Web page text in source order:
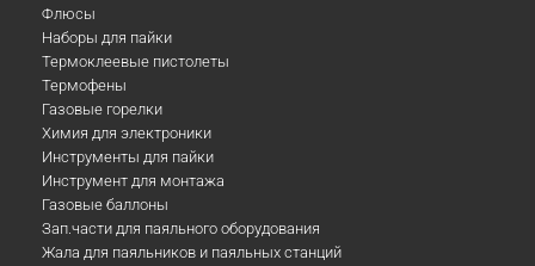
Флюсы
Наборы для пайки
Термоклеевые пистолеты
Термофены
Газовые горелки
Химия для электроники
Инструменты для пайки
Инструмент для монтажа
Газовые баллоны
Зап.части для паяльного оборудования
Жала для паяльников и паяльных станций